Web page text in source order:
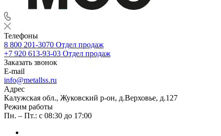
Телефоны
8 800 201-3070 Отдел продаж
+7 920 613-93-03 Отдел продаж
Заказать звонок
E-mail
info@metallss.ru
Адрес
Калужская обл., Жуковский р-он, д.Верховье, д.127
Режим работы
Пн. – Пт.: с 08:30 до 17:00